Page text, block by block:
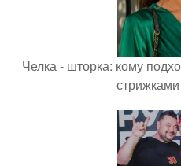
Челка - шторка: кому
стрижками